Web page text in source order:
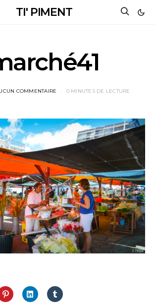
TI' PIMENT
COMMENTAIRE 0 MINUTES DE LECTURE